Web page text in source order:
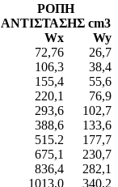
ΡΟΠΗ
ΑΝΤΙΣΤΑΣΗΣ cm3
Wx
Wy
72,76
26,7
106,3
38,4
155,4
55,6
220,1
76,9
293,6
102,7
388,6
133,6
515.2
177,7
675,1
230,7
836,4
282,1
1013,0
340,2